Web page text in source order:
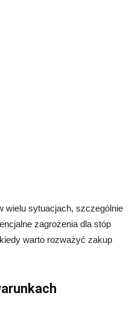
wielu sytuacjach, szczególnie
zagrożenia dla stóp
warto rozważyć zakup